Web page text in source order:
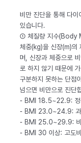
비만 진단을 통해 다
있습니다.
① 체질량 지수(Body
체중(kg)을 신장(m)의
며, 신장과 체중으로
로 하지 않기 때문에
구분하지 못하는 단점
넘으면 비만으로 진단
- BMI 18.5~22.9: 정
- BMI 23.0~24.9:
- BMI 25.0~29.9:
- BMI 30 이상: 고도